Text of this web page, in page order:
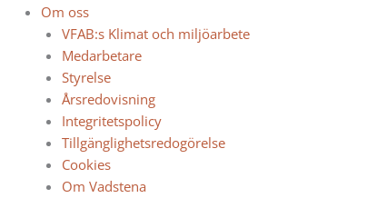
Om oss
VFAB:s Klimat och miljöarbete
Medarbetare
Styrelse
Årsredovisning
Integritetspolicy
Tillgänglighetsredogörelse
Cookies
Om Vadstena